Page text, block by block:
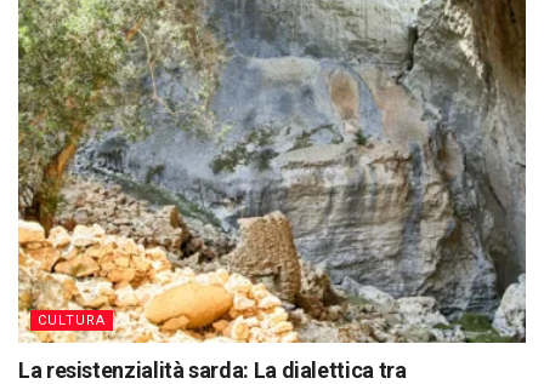
CULTURA
La resistenzialità sarda: La dialettica tra